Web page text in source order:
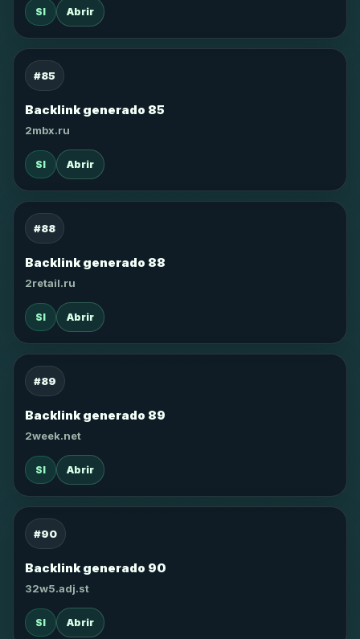
SI Abrir
#85
Backlink generado 85
2mbx.ru
SI Abrir
#88
Backlink generado 88
2retail.ru
SI Abrir
#89
Backlink generado 89
2week.net
SI Abrir
#90
Backlink generado 90
32w5.adj.st
SI Abrir